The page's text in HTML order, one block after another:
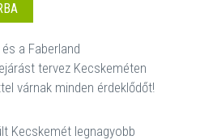
a Faberland
tervez Kecskeméten
várnak minden érdeklődőt!
Kecskemét legnagyobb